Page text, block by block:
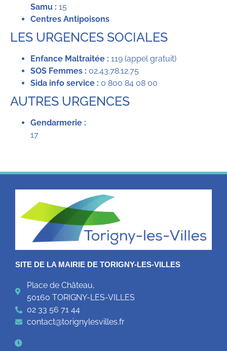
Samu : 15
Centres Antipoisons
LES URGENCES SOCIALES
Enfance Maltraitée : 119 (appel gratuit)
SOS Femmes : 02.43.78.12.75
Sida info service : 0 800 84 08 00
AUTRES URGENCES
Gendarmerie :
17
SITE DE LA MAIRIE DE TORIGNY-LES-VILLES
Place de Château,
50160 TORIGNY-LES-VILLES
02 33 56 71 44
contact@torignylesvilles.fr